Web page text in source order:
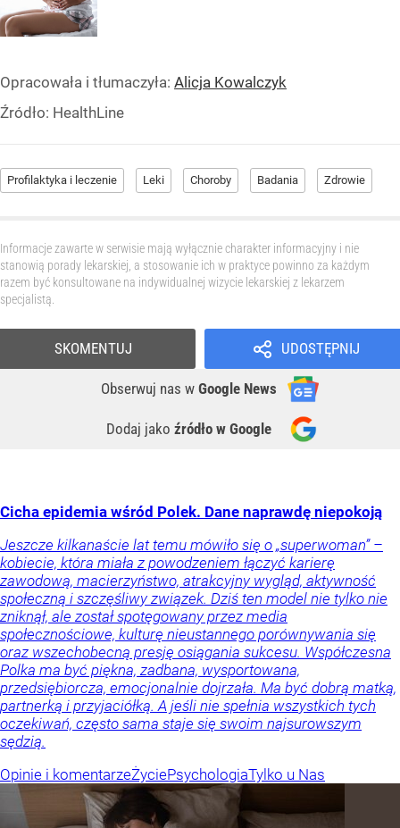
Opracowała i tłumaczyła: Alicja Kowalczyk
Źródło: HealthLine
Profilaktyka i leczenie Leki Choroby Badania Zdrowie
Informacje zawarte w serwisie mają wyłącznie charakter informacyjny i nie
stanowią porady lekarskiej, a stosowanie ich w praktyce powinno za każdym
razem być konsultowane na indywidualnej wizycie lekarskiej z lekarzem
specjalistą.
UDOSTĘPNIJ
Obserwuj nas w Google News
Dodaj jako źródło w Google
SKOMENTUJ
Cicha epidemia wśród Polek. Dane naprawdę niepokoją
Jeszcze kilkanaście lat temu mówiło się o „superwoman” –
kobiecie, która miała z powodzeniem łączyć karierę
zawodową, macierzyństwo, atrakcyjny wygląd, aktywność
społeczną i szczęśliwy związek. Dziś ten model nie tylko nie
zniknął, ale został spotęgowany przez media
społecznościowe, kulturę nieustannego porównywania się
oraz wszechobecną presję osiągania sukcesu. Współczesna
Polka ma być piękna, zadbana, wysportowana,
przedsiębiorcza, emocjonalnie dojrzała. Ma być dobrą matką,
partnerką i przyjaciółką. A jeśli nie spełnia wszystkich tych
oczekiwań, często sama staje się swoim najsurowszym
sędzią.
Opinie i komentarzeŻyciePsychologiaTylko u Nas